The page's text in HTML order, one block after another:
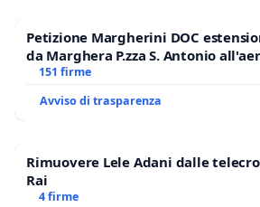
Petizione Margherini DOC
da Marghera P.zza S. Antonio
Polo tariffa a € 1,50
151 firme
Avviso di trasparenza
Rimuovere Lele Adani dalle
Rai
4 firme